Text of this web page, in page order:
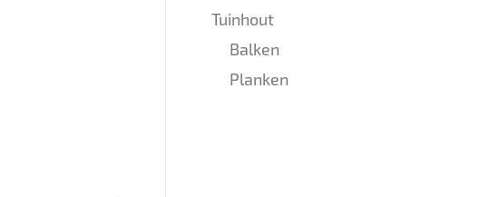
Tuinhout
Balken
Planken